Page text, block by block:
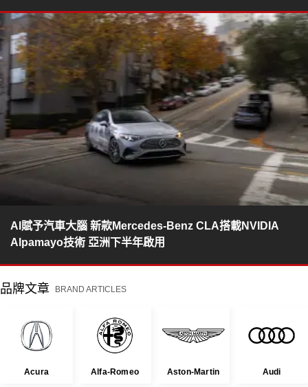
AI賦予汽車大腦 新款Mercedes-Benz CLA搭載NVIDIA
Alpamayo技術 亞洲下半年啟用
品牌文章 BRAND ARTICLES
Acura Alfa-Romeo Aston-Martin Audi